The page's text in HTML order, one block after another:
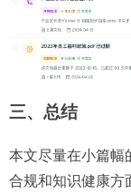
三、总结
本文尽量在小篇幅
合规和知识健康方